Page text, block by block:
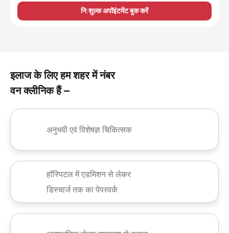
नि:शुल्क अपॉइंटमेंट बुक करें
इलाज के लिए हम शहर में नंबर
वन क्लीनिक हैं –
अनुभवी एवं विशेषज्ञ चिकित्सक
हॉस्पिटल में एडमिशन से लेकर
डिस्चार्ज तक का पेपरवर्क